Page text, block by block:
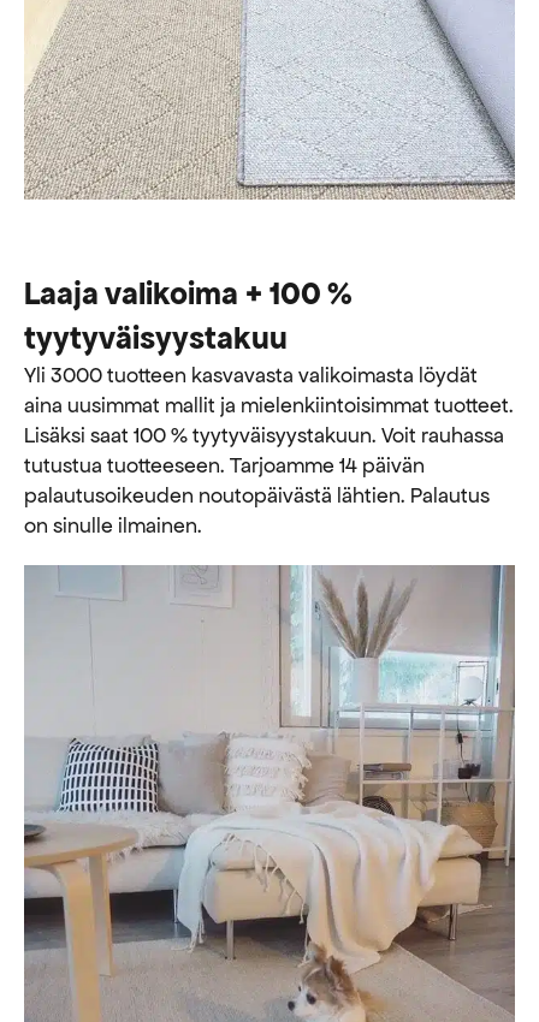
Laaja valikoima + 100 %
tyytyväisyystakuu
Yli 3000 tuotteen kasvavasta valikoimasta löydät
aina uusimmat mallit ja mielenkiintoisimmat tuotteet.
Lisäksi saat 100 % tyytyväisyystakuun. Voit rauhassa
tutustua tuotteeseen. Tarjoamme 14 päivän
palautusoikeuden noutopäivästä lähtien. Palautus
on sinulle ilmainen.